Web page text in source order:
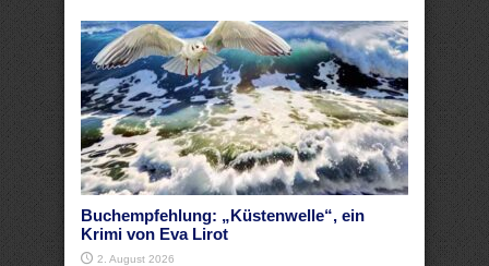
Buchempfehlung: „Küstenwelle“, ein
Krimi von Eva Lirot
2. August 2026